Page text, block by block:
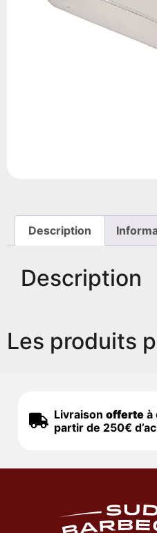
Description
Description
Les produits
Livraison offerte à
partir de 250€